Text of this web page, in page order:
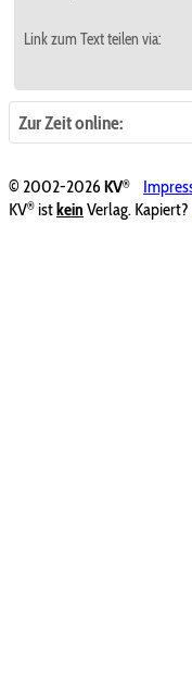
Link zum Text teilen via:
Zur Zeit online:
© 2002-2026KV®
KV® ist kein Verlag. Kapiert?